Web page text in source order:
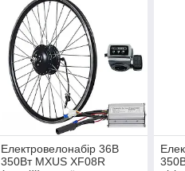
Електровелонабір 36В
350Вт MXUS XF08R